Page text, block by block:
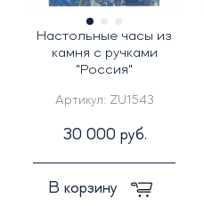
Настольные часы из
камня с ручками
"Россия"
Артикул: ZU1543
30 000 руб.
В корзину